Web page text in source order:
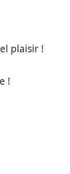
plaisir !
!